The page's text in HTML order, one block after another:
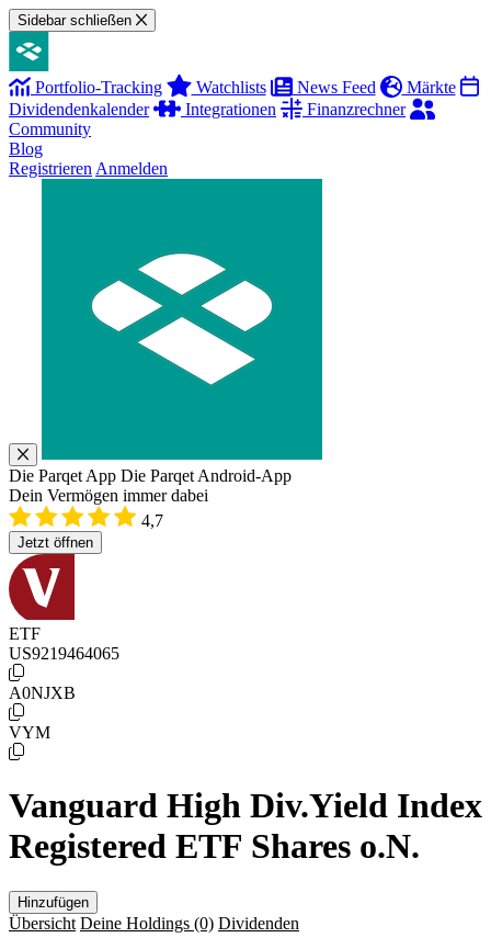
Sidebar schließen
Portfolio-Tracking Watchlists News Feed
Märkte
Dividendenkalender
Integrationen
Finanzrechner
Community
Blog
Registrieren Anmelden
Die Parqet App Die Parqet Android-App
Dein Vermögen immer dabei
4,7
Jetzt öffnen
ETF
US9219464065
A0NJXB
VYM
Vanguard High Div.Yield Index
Registered ETF Shares o.N.
Hinzufügen
Übersicht Deine Holdings (0) Dividenden